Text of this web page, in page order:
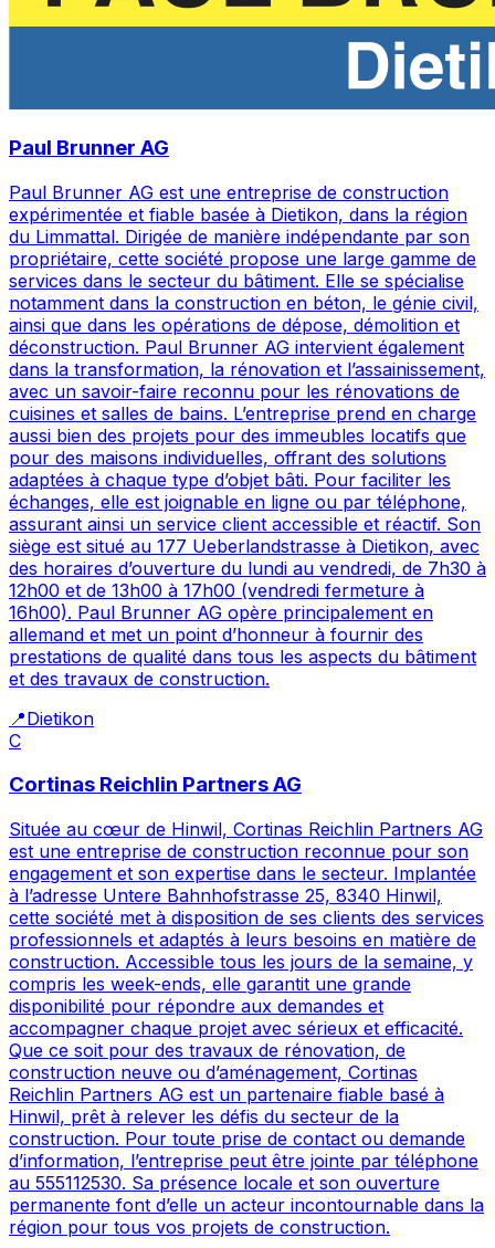
Paul Brunner AG
Paul Brunner AG est une entreprise de construction
expérimentée et fiable basée à Dietikon, dans la région
du Limmattal. Dirigée de manière indépendante par son
propriétaire, cette société propose une large gamme de
services dans le secteur du bâtiment. Elle se spécialise
notamment dans la construction en béton, le génie civil,
ainsi que dans les opérations de dépose, démolition et
déconstruction. Paul Brunner AG intervient également
dans la transformation, la rénovation et l’assainissement,
avec un savoir-faire reconnu pour les rénovations de
cuisines et salles de bains. L’entreprise prend en charge
aussi bien des projets pour des immeubles locatifs que
pour des maisons individuelles, offrant des solutions
adaptées à chaque type d’objet bâti. Pour faciliter les
échanges, elle est joignable en ligne ou par téléphone,
assurant ainsi un service client accessible et réactif. Son
siège est situé au 177 Ueberlandstrasse à Dietikon, avec
des horaires d’ouverture du lundi au vendredi, de 7h30 à
12h00 et de 13h00 à 17h00 (vendredi fermeture à
16h00). Paul Brunner AG opère principalement en
allemand et met un point d’honneur à fournir des
prestations de qualité dans tous les aspects du bâtiment
et des travaux de construction.
📍Dietikon
C
Cortinas Reichlin Partners AG
Située au cœur de Hinwil, Cortinas Reichlin Partners AG
est une entreprise de construction reconnue pour son
engagement et son expertise dans le secteur. Implantée
à l’adresse Untere Bahnhofstrasse 25, 8340 Hinwil,
cette société met à disposition de ses clients des services
professionnels et adaptés à leurs besoins en matière de
construction. Accessible tous les jours de la semaine, y
compris les week-ends, elle garantit une grande
disponibilité pour répondre aux demandes et
accompagner chaque projet avec sérieux et efficacité.
Que ce soit pour des travaux de rénovation, de
construction neuve ou d’aménagement, Cortinas
Reichlin Partners AG est un partenaire fiable basé à
Hinwil, prêt à relever les défis du secteur de la
construction. Pour toute prise de contact ou demande
d’information, l’entreprise peut être jointe par téléphone
au 555112530. Sa présence locale et son ouverture
permanente font d’elle un acteur incontournable dans la
région pour tous vos projets de construction.